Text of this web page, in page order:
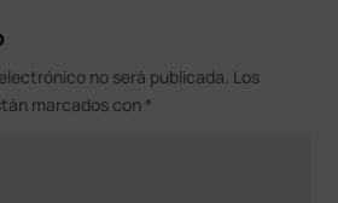
no será publicada. Los
marcados con *